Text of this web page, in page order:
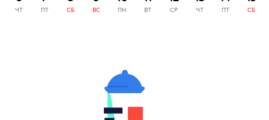
ЧТ ПТ СБ ВС ПН ВТ СР ЧТ ПТ СБ